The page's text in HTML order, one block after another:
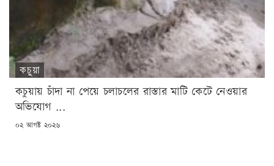
কচুয়া
কচুয়ায় চাঁদা না পেয়ে চলাচলের রাস্তার মাটি কেটে নেওয়ার
অভিযোগ ...
POSTED
০২ আগষ্ট ২০২৬